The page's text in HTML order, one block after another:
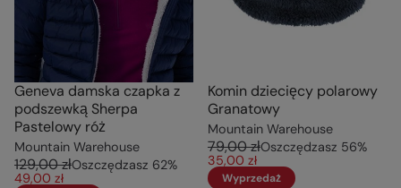
Geneva damska czapka z
podszewką Sherpa
Pastelowy róż
Mountain Warehouse
129,00 złOszczędzasz 62%
49,00 zł
Komin dziecięcy polarowy
Granatowy
Mountain Warehouse
79,00 złOszczędzasz 56%
35,00 zł
Wyprzedaż